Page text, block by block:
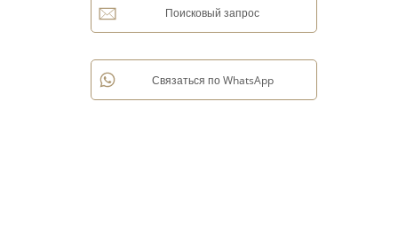
Поисковый запрос
Связаться по WhatsApp